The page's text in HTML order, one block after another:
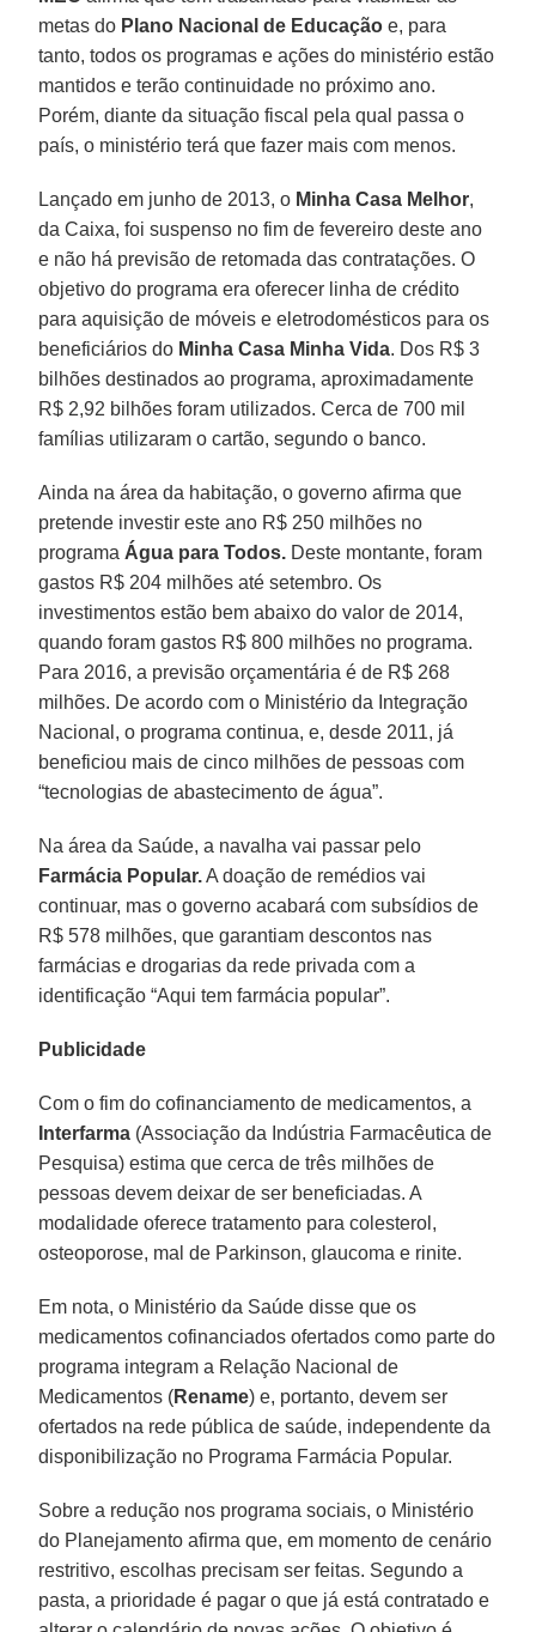
metas do Plano Nacional de Educação e, para
tanto, todos os programas e ações do ministério estão
mantidos e terão continuidade no próximo ano.
Porém, diante da situação fiscal pela qual passa o
país, o ministério terá que fazer mais com menos.
Lançado em junho de 2013, o Minha Casa Melhor,
da Caixa, foi suspenso no fim de fevereiro deste ano
e não há previsão de retomada das contratações. O
objetivo do programa era oferecer linha de crédito
para aquisição de móveis e eletrodomésticos para os
beneficiários do Minha Casa Minha Vida. Dos R$ 3
bilhões destinados ao programa, aproximadamente
R$ 2,92 bilhões foram utilizados. Cerca de 700 mil
famílias utilizaram o cartão, segundo o banco.
Ainda na área da habitação, o governo afirma que
pretende investir este ano R$ 250 milhões no
programa Água para Todos. Deste montante, foram
gastos R$ 204 milhões até setembro. Os
investimentos estão bem abaixo do valor de 2014,
quando foram gastos R$ 800 milhões no programa.
Para 2016, a previsão orçamentária é de R$ 268
milhões. De acordo com o Ministério da Integração
Nacional, o programa continua, e, desde 2011, já
beneficiou mais de cinco milhões de pessoas com
“tecnologias de abastecimento de água”.
Na área da Saúde, a navalha vai passar pelo
Farmácia Popular.A doação de remédios vai
continuar, mas o governo acabará com subsídios de
R$ 578 milhões, que garantiam descontos nas
farmácias e drogarias da rede privada com a
identificação “Aqui tem farmácia popular”.
Publicidade
Com o fim do cofinanciamento de medicamentos, a
Interfarma (Associação da Indústria Farmacêutica de
Pesquisa) estima que cerca de três milhões de
pessoas devem deixar de ser beneficiadas. A
modalidade oferece tratamento para colesterol,
osteoporose, mal de Parkinson, glaucoma e rinite.
Em nota, o Ministério da Saúde disse que os
medicamentos cofinanciados ofertados como parte do
programa integram a Relação Nacional de
Medicamentos (Rename) e, portanto, devem ser
ofertados na rede pública de saúde, independente da
disponibilização no Programa Farmácia Popular.
Sobre a redução nos programa sociais, o Ministério
do Planejamento afirma que, em momento de cenário
restritivo, escolhas precisam ser feitas. Segundo a
pasta, a prioridade é pagar o que já está contratado e